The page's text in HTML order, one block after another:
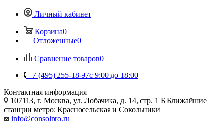
Личный кабинет
Корзина0
Отложенные0
Сравнение товаров0
+7 (495) 255-18-97с 9:00 до 18:00
Контактная информация
107113, г. Москва, ул. Лобачика, д. 14, стр. 1 Б Ближайшие
станции метро: Красносельская и Сокольники
info@consolpro.ru